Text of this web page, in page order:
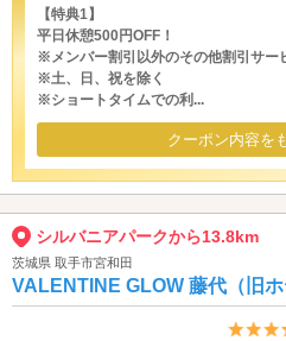
【特典1】
平日休憩500円OFF！
※メンバー割引以外のその他割引サー
※土、日、祝を除く
※ショートタイムでの利...
クーポン内容を
シルバニアパークから13.8km
茨城県 取手市宮和田
VALENTINE GLOW 藤代（旧ホ